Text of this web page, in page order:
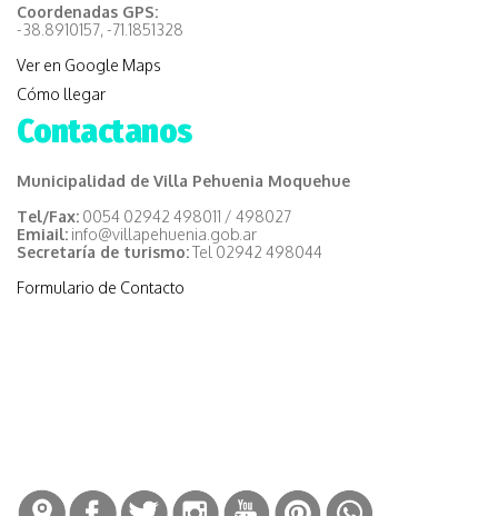
Coordenadas GPS:
-38.8910157, -71.1851328
Ver en Google Maps
Cómo llegar
Contactanos
Municipalidad de Villa Pehuenia Moquehue
Tel/Fax: 0054 02942 498011 / 498027
Emiail: info@villapehuenia.gob.ar
Secretaría de turismo:Tel 02942 498044
Formulario de Contacto